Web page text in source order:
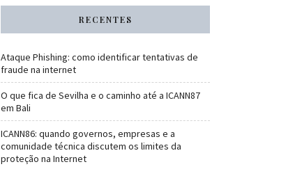
RECENTES
Ataque Phishing: como identificar tentativas de
fraude na internet
O que fica de Sevilha e o caminho até a ICANN87
em Bali
ICANN86: quando governos, empresas e a
comunidade técnica discutem os limites da
proteção na Internet